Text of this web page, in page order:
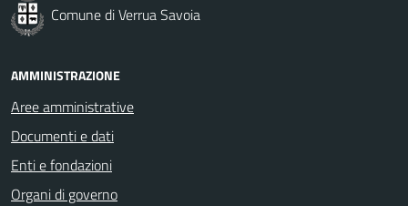
Comune di Verrua Savoia
AMMINISTRAZIONE
Aree amministrative
Documenti e dati
Enti e fondazioni
Organi di governo